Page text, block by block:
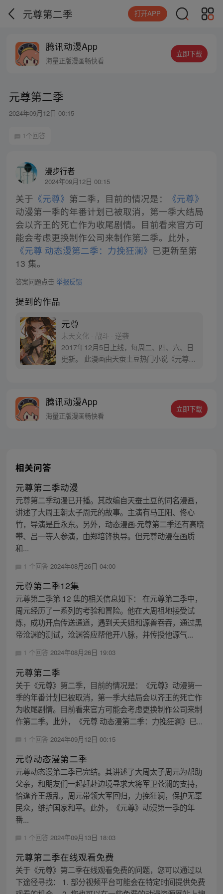
元尊第二季 打开APP
腾讯动漫App
海量正版漫画畅快看
立即下载
元尊第二季
2024年09月12日 00:15
1个回答
漫步行者
2024年09月12日 00:15
关于 《元尊》 第二季，目前的情况是：
《元尊》
动漫第一季的年番计划已被取消，第一季大结局
会以齐王的死亡作为收尾剧情。目前看来官方可
能会考虑更换制作公司来制作第二季。此外，
《元尊 动态漫第二季：力挽狂澜》 已更新至第
13 集。
答案问题点击 举报反馈
提到的作品
元尊
未天文化 · 战斗 · 逆袭
2017年12月5日上线，每周二、四、六、日
更新。 此漫画由天蚕土豆热门小说《元尊》
腾讯动漫App
海量正版漫画畅快看
立即下载
相关问答
元尊第二季动漫
元尊第二季动漫已开播。其改编自天蚕土豆的同名漫画，
讲述了大周王朝太子周元的故事。主演有马正阳、佟心
竹，导演是丘永东。另外，动态漫画·元尊第二季还有高晓
攀、吕一等人参演，由郑培锋执导。但元尊动漫在画质
和...
1 个回答 2024年08月26日 04:00
元尊第二季12集
元尊第二季第 12 集的相关信息如下： 在元尊第二季中，
周元经历了一系列的考验和冒险。他在大周祖地接受试
炼，成功开启传送通道，遇到夭夭姐和源兽吞吞，通过黑
帝沧渊的测试，沧渊答应帮他开八脉，并传授他源气...
1 个回答 2024年08月26日 19:03
元尊第二季
关于《元尊》第二季，目前的情况是：《元尊》动漫第一
季的年番计划已被取消，第一季大结局会以齐王的死亡作
为收尾剧情。目前看来官方可能会考虑更换制作公司来制
作第二季。此外，《元尊 动态漫第二季：力挽狂澜》已...
1 个回答 2024年09月12日 00:15
元尊动态漫第二季
元尊动态漫第二季已完结。其讲述了大周太子周元为帮助
父亲，和朋友们一起赶赴边境寻求大将军卫苍澜的支持，
恰逢齐王叛乱，周元带领大军回归，力挽狂澜，保护无辜
民众，维护国家和平。此外，《元尊》动漫第一季的年
番...
1 个回答 2024年09月13日 18:03
元尊第二季在线观看免费
关于《元尊》第二季在线观看免费的问题，您可以通过以
下途径寻找： 1. 部分视频平台可能会在特定时间提供免费